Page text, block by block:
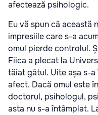
afectează psihologic.
Eu vă spun că această
impresiile care s-a
omul pierde controlul.
Fiica a plecat la
tăiat gâtul. Uite așa s-
afect. Dacă omul este
doctorul, psihologul,
asta nu s-a întâmplat.